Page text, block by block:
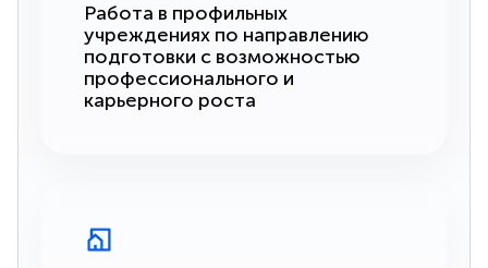
Работа в профильных
учреждениях по направлению
подготовки с возможностью
профессионального и
карьерного роста